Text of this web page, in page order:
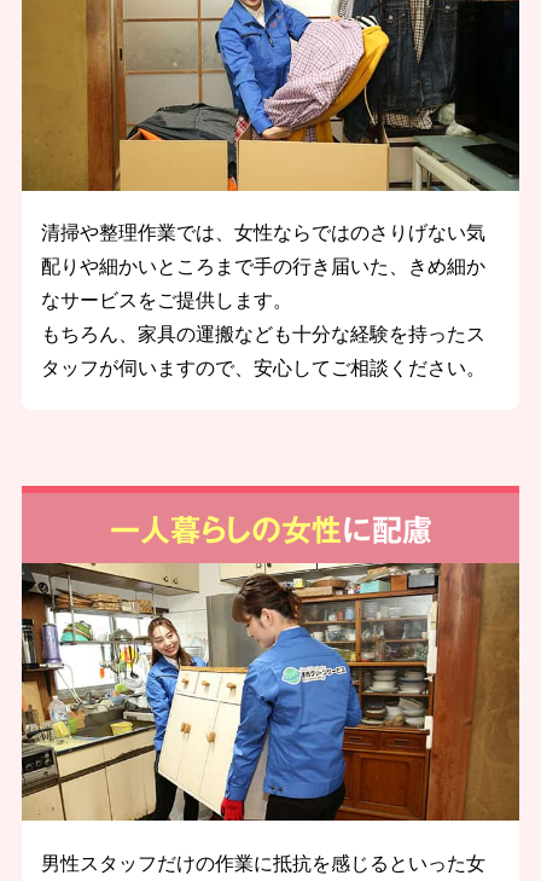
清掃や整理作業では、女性ならではのさりげない気
配りや細かいところまで手の行き届いた、きめ細か
なサービスをご提供します。
もちろん、家具の運搬なども十分な経験を持ったス
タッフが伺いますので、安心してご相談ください。
一人暮らしの女性に配慮
男性スタッフだけの作業に抵抗を感じるといった女